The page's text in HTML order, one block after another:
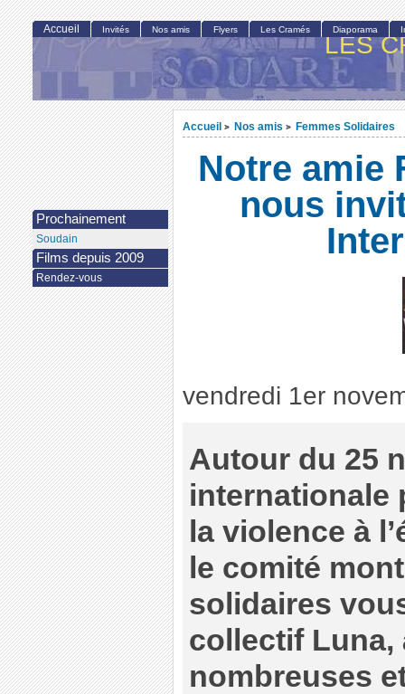
LES
Accueil > Nos amis > Femmes Solidaires
Notre amie
nous
vendredi 1er
Autour du 25
internationale
la violence à
le comité
solidaires
collectif Luna,
nombreuses
Accueil Invités Nos amis Flyers Les Cramés Diaporama
Prochainement
Soudain
Films depuis 2009
Rendez-vous